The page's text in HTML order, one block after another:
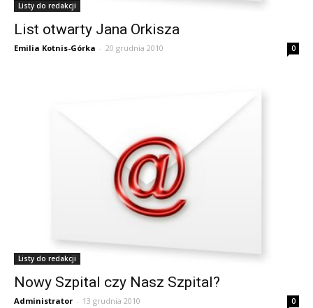
Listy do redakcji
List otwarty Jana Orkisza
Emilia Kotnis-Górka - 20 grudnia 2010 0
Listy do redakcji
Nowy Szpital czy Nasz Szpital?
Administrator - 13 grudnia 2010 0